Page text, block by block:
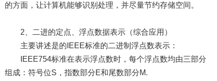
的方面，让计算机能够识别处理，并尽量节约存储空间。
2、二进的定点、浮点数据表示（综合应用）
主要讲述是的IEEE标准的二进制浮点数表示：
IEEE754标准在表示浮点数时，每个浮点数均由三部分
组成：符号位S，指数部分E和尾数部分M.